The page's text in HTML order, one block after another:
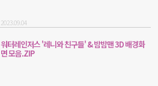
2023.09.04
워터레인저스 '레니와 친구들' & 밤밤맨 3D 배경화
면 모음.ZIP